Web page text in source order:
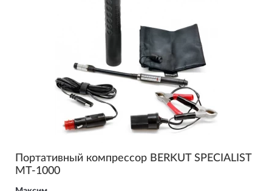
Портативный компрессор BERKUT SPECIALIST
MT-1000